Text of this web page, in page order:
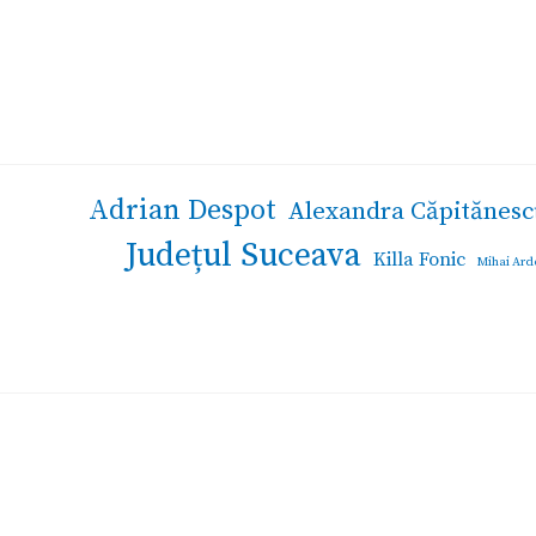
Adrian Despot Alexandra
Județul Suceava Killa Fonic Mihai